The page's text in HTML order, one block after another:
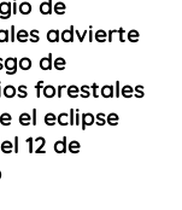
advierte
de
forestales
el eclipse
12 de